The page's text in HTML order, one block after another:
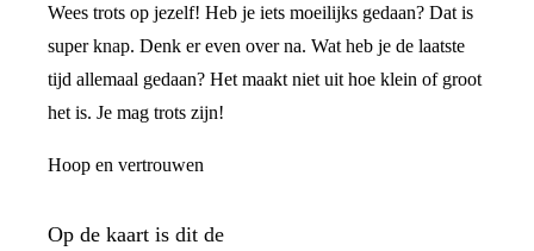
Wees trots op jezelf! Heb je iets moeilijks gedaan? Dat is
super knap. Denk er even over na. Wat heb je de laatste
tijd allemaal gedaan? Het maakt niet uit hoe klein of groot
het is. Je mag trots zijn!
Hoop en vertrouwen
Op de kaart is dit de